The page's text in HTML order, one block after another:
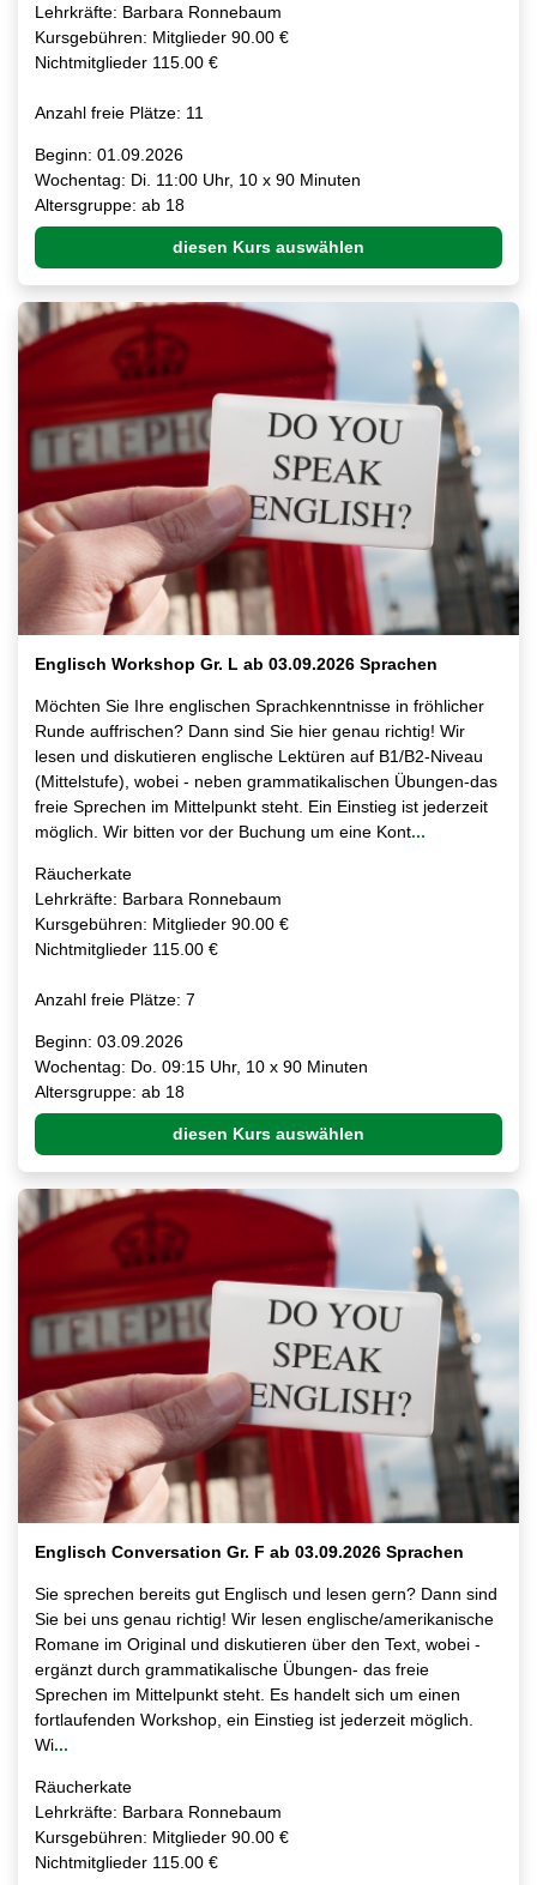
Lehrkräfte: Barbara Ronnebaum
Kursgebühren: Mitglieder 90.00 €
Nichtmitglieder 115.00 €
Anzahl freie Plätze: 11
Beginn: 01.09.2026
Wochentag: Di. 11:00 Uhr, 10 x 90 Minuten
Altersgruppe: ab 18
diesen Kurs auswählen
Englisch Workshop Gr. L ab 03.09.2026 Sprachen
Möchten Sie Ihre englischen Sprachkenntnisse in fröhlicher
Runde auffrischen? Dann sind Sie hier genau richtig! Wir
lesen und diskutieren englische Lektüren auf B1/B2-Niveau
(Mittelstufe), wobei - neben grammatikalischen Übungen-das
freie Sprechen im Mittelpunkt steht. Ein Einstieg ist jederzeit
möglich. Wir bitten vor der Buchung um eine Kont...
Räucherkate
Lehrkräfte: Barbara Ronnebaum
Kursgebühren: Mitglieder 90.00 €
Nichtmitglieder 115.00 €
Anzahl freie Plätze: 7
Beginn: 03.09.2026
Wochentag: Do. 09:15 Uhr, 10 x 90 Minuten
Altersgruppe: ab 18
diesen Kurs auswählen
Englisch Conversation Gr. F ab 03.09.2026 Sprachen
Sie sprechen bereits gut Englisch und lesen gern? Dann sind
Sie bei uns genau richtig! Wir lesen englische/amerikanische
Romane im Original und diskutieren über den Text, wobei -
ergänzt durch grammatikalische Übungen- das freie
Sprechen im Mittelpunkt steht. Es handelt sich um einen
fortlaufenden Workshop, ein Einstieg ist jederzeit möglich.
Wi...
Räucherkate
Lehrkräfte: Barbara Ronnebaum
Kursgebühren: Mitglieder 90.00 €
Nichtmitglieder 115.00 €